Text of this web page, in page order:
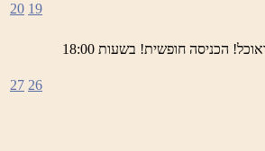
ימי חמישי באתר השחזור בראש פינה מוזמנים לחוויה תרבותית, להנות מהיופי של ראש פינה העתיקה, עם שלל גלריות, דוכנים, הופעות חיות, בירה, ופעילות לילדים ואוכל! הכניסה חופשית! בשעות 18:00
19
20
26
27